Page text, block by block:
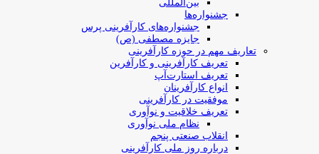
بین‌المللی
جشنواره‌ها
جشنواره‌های کارآفرینی‌ پرس
جایزه مصطفی (ص)
تعاریف مهم در حوزه کارآفرینی
تعریف کارآفرینی و کارآفرین
تعریف استارت‌آپ
انواع کارآفرینان
موفقیت در کارآفرینی
تعریف خلاقیت و نوآوری
نظام ملی نوآوری
انقلاب صنعتی پنجم
درباره روز ملی کارآفرینی